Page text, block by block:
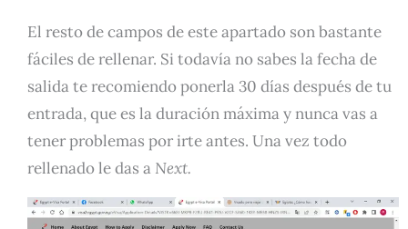
El resto de campos de este apartado son bastante
fáciles de rellenar. Si todavía no sabes la fecha de
salida te recomiendo ponerla 30 días después de tu
entrada, que es la duración máxima y nunca vas a
tener problemas por irte antes. Una vez todo
rellenado le das a Next.